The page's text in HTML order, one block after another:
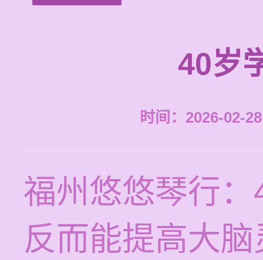
40岁
时间：2026-02-
福州悠悠琴行
反而能提高大